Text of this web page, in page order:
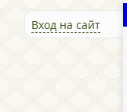
Вход на сайт